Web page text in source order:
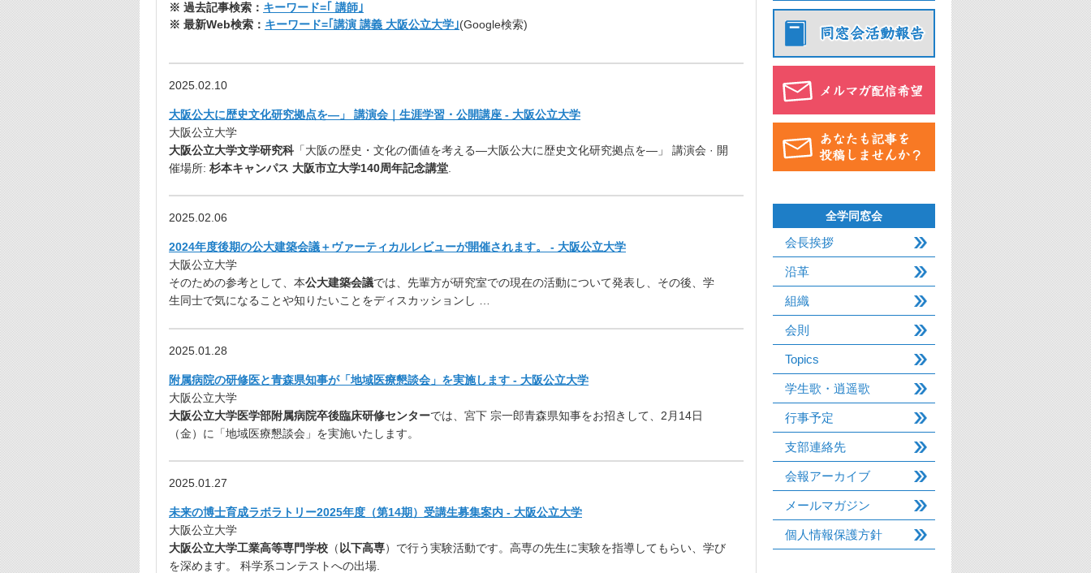
※ 過去記事検索： キーワード=｢ 講師｣
※ 最新Web検索： キーワード=｢講演 講義 大阪公立大学｣(Google検索)
2025.02.10
大阪公大に歴史文化研究拠点を―」 講演会｜生涯学習・公開講座 - 大阪公立大学
大阪公立大学
大阪公立大学文学研究科 「大阪の歴史・文化の価値を考える―大阪公大に歴史文化研究拠点を―」 講演会 · 開
催場所: 杉本キャンパス 大阪市立大学140周年記念講堂
2025.02.06
2024年度後期の公大建築会議＋ヴァーティカルレビューが開催されます。 - 大阪公立大学
大阪公立大学
そのための参考として、本公大建築会議では、先輩方が研究室での現在の活動について発表し、その後、学
生同士で気になることや知りたいことをディスカッションし …
2025.01.28
附属病院の研修医と青森県知事が「地域医療懇談会」を実施します - 大阪公立大学
大阪公立大学
大阪公立大学医学部附属病院卒後臨床研修センターでは、宮下 宗一郎青森県知事をお招きして、2月14日
（金）に「地域医療懇談会」を実施いたします。
2025.01.27
未来の博士育成ラボラトリー2025年度（第14期）受講生募集案内 - 大阪公立大学
大阪公立大学
大阪公立大学工業高等専門学校 （ 以下高専）で行う実験活動です。高専の先生に実験を指導してもらい、学び
を深めます。 科学系コンテストへの出場.
全学同窓会
会長挨拶
沿革
組織
会則
Topics
学生歌・逍遥歌
行事予定
支部連絡先
会報アーカイブ
メールマガジン
個人情報保護方針